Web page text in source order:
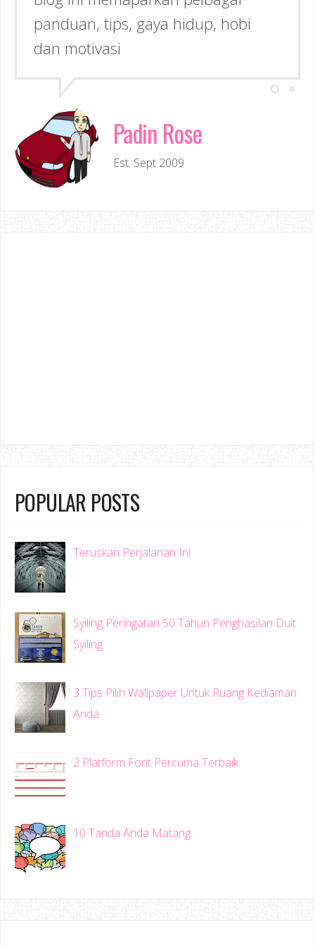
panduan, tips, gaya hidup, hobi
dan motivasi
Inspirasi kepada anda!
Padin Rose
Est. Sept 2009
POPULAR POSTS
Teruskan Perjalanan Ini
Syiling Peringatan 50 Tahun Penghasilan Duit
Syiling
3 Tips Pilih Wallpaper Untuk Ruang Kediaman
Anda
2 Platform Font Percuma Terbaik
10 Tanda Anda Matang